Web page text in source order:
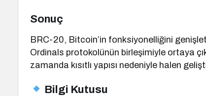
Sonuç
BRC-20, Bitcoin’in fonksiyonelliğini
Ordinals protokolünün birleşimiyle ortaya
zamanda kısıtlı yapısı nedeniyle halen
Bilgi Kutusu